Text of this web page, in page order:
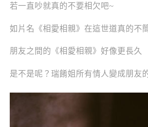
若一直吵就真的不要相欠吧~
如片名《相愛相親》在這世道真的不
朋友之間的《相愛相親》好像更長久
是不是呢？瑞餚姐所有情人變成朋友